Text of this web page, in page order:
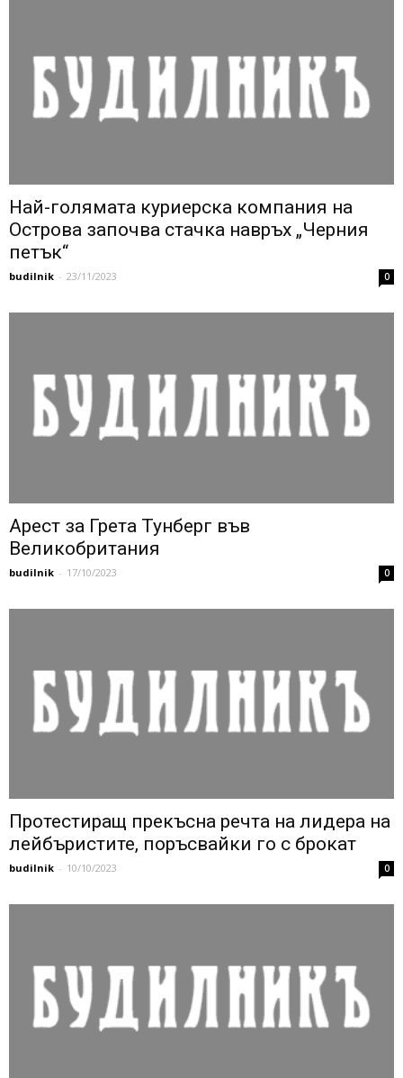
Най-голямата куриерска компания на
Острова започва стачка навръх „Черния
петък“
budilnik - 23/11/2023 0
Арест за Грета Тунберг във
Великобритания
budilnik - 17/10/2023 0
Протестиращ прекъсна речта на лидера на
лейбъристите, поръсвайки го с брокат
budilnik - 10/10/2023 0